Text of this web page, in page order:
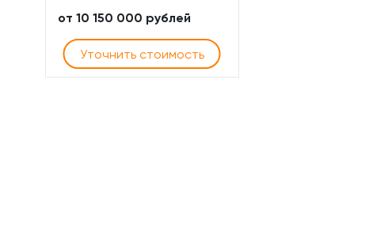
от 10 150 000 рублей
Уточнить стоимость